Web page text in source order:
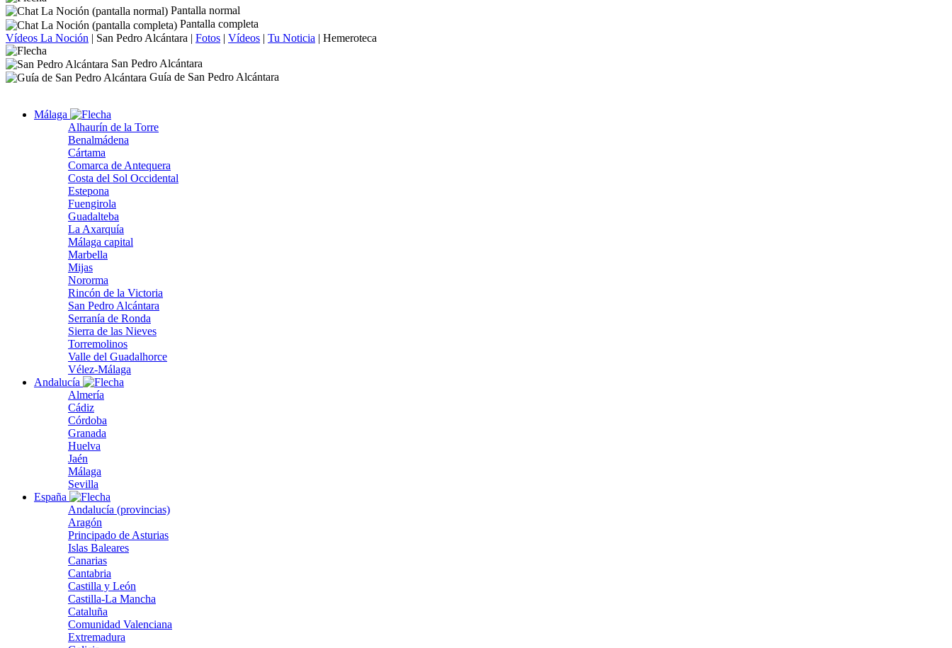
Pantalla normal
Pantalla completa
Vídeos La Noción | San Pedro Alcántara | Fotos | Vídeos | Tu Noticia | Hemeroteca
San Pedro Alcántara
Guía de San Pedro Alcántara
Málaga
Alhaurín de la Torre
Benalmádena
Cártama
Comarca de Antequera
Costa del Sol Occidental
Estepona
Fuengirola
Guadalteba
La Axarquía
Málaga capital
Marbella
Mijas
Nororma
Rincón de la Victoria
San Pedro Alcántara
Serranía de Ronda
Sierra de las Nieves
Torremolinos
Valle del Guadalhorce
Vélez-Málaga
Andalucía
Almería
Cádiz
Córdoba
Granada
Huelva
Jaén
Málaga
Sevilla
España
Andalucía (provincias)
Aragón
Principado de Asturias
Islas Baleares
Canarias
Cantabria
Castilla y León
Castilla-La Mancha
Cataluña
Comunidad Valenciana
Extremadura